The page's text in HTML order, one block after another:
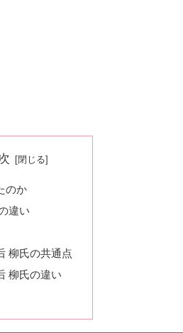
のか
違い
柳氏の共通点
柳氏の違い